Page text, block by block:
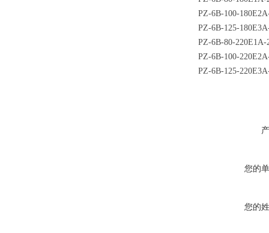
PZ-6B-100-
PZ-6B-125-
PZ-6B-80-
PZ-6B-100-
PZ-6B-125-
您的
您的